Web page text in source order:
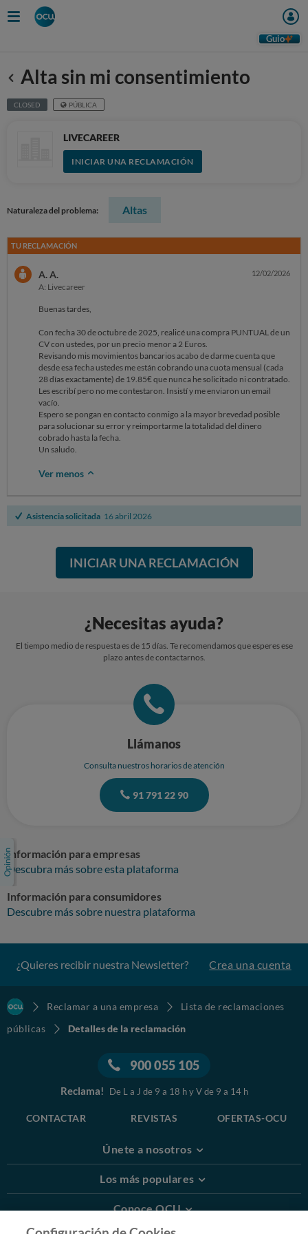
Guio
Anterior
Alta sin mi consentimiento
CLOSED PÚBLICA
LIVECAREER
INICIAR UNA RECLAMACIÓN
Naturaleza del problema: Altas
TU RECLAMACIÓN
A. A.
A: Livecareer
12/02/2026
Buenas tardes,
Con fecha 30 de octubre de 2025, realicé una compra PUNTUAL de un
CV con ustedes, por un precio menor a 2 Euros.
Revisando mis movimientos bancarios acabo de darme cuenta que
desde esa fecha ustedes me están cobrando una cuota mensual (cada
28 días exactamente) de 19.85€ que nunca he solicitado ni contratado.
Les escribí pero no me contestaron. Insistí y me enviaron un email
vacío.
Espero se pongan en contacto conmigo a la mayor brevedad posible
para solucionar su error y reimportarme la totalidad del dinero
cobrado hasta la fecha.
Un saludo.
Ver menos
Asistencia solicitada 16 abril 2026
INICIAR UNA RECLAMACIÓN
¿Necesitas ayuda?
El tiempo medio de respuesta es de 15 días. Te recomendamos que esperes ese
plazo antes de contactarnos.
Llámanos
Consulta nuestros horarios de atención
91 791 22 90
Información para empresas
Descubra más sobre esta plataforma
Información para consumidores
Descubre más sobre nuestra plataforma
¿Quieres recibir nuestra Newsletter? Crea una cuenta
Reclamar a una empresa
Lista de reclamaciones
públicas
Detalles de la reclamación
900 055 105
Reclama! De L a J de 9 a 18 h y V de 9 a 14 h
CONTACTAR REVISTAS OFERTAS-OCU
Únete a nosotros
Los más populares
Conoce OCU